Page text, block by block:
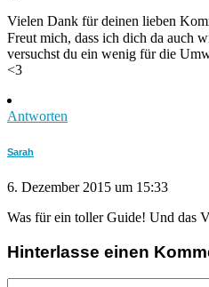
Vielen Dank für deinen lieben
Freut mich, dass ich dich da auch
versuchst du ein wenig für die
<3
Antworten
Sarah
6. Dezember 2015 um 15:33
Was für ein toller Guide! Und das
Hinterlasse einen